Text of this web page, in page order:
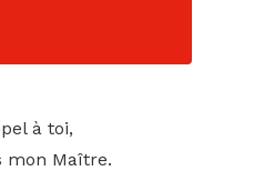
à toi,
mon Maître.